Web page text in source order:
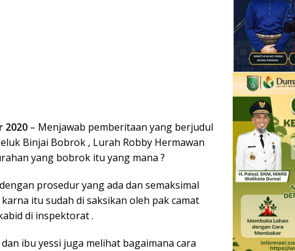
2020 – Menjawab pemberitaan yang berjudul
Binjai Bobrok , Lurah Robby Hermawan
yang bobrok itu yang mana ?
prosedur yang ada dan semaksimal
itu sudah di saksikan oleh pak camat
di inspektorat .
ibu yessi juga melihat bagaimana cara